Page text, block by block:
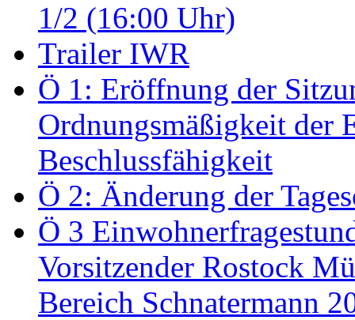
1/2 (16:00 Uhr)
Trailer IWR
Ö 1: Eröffnung der
Ordnungsmäßigkeit der
Beschlussfähigkeit
Ö 2: Änderung der
Ö 3
Vorsitzender Rostock
Bereich Schnatermann